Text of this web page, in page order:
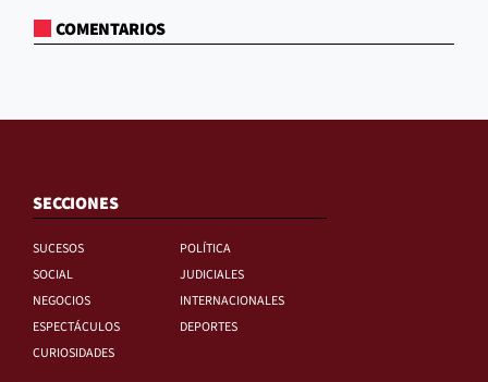
COMENTARIOS
SECCIONES
SUCESOS
POLÍTICA
SOCIAL
JUDICIALES
NEGOCIOS
INTERNACIONALES
ESPECTÁCULOS
DEPORTES
CURIOSIDADES